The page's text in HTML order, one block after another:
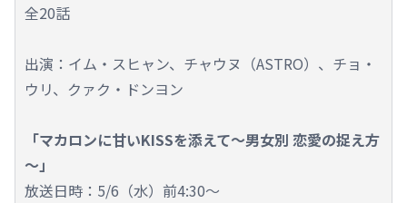
全20話
出演：イム・スヒャン、チャウヌ（ASTRO）、チョ・
ウリ、クァク・ドンヨン
「マカロンに甘いKISSを添えて～男女別 恋愛の捉え方
～」
放送日時：5/6（水）前4:30～